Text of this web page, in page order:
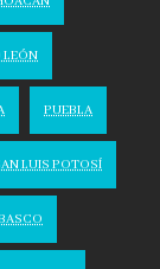
LEÓN
PUEBLA
LUIS POTOSÍ